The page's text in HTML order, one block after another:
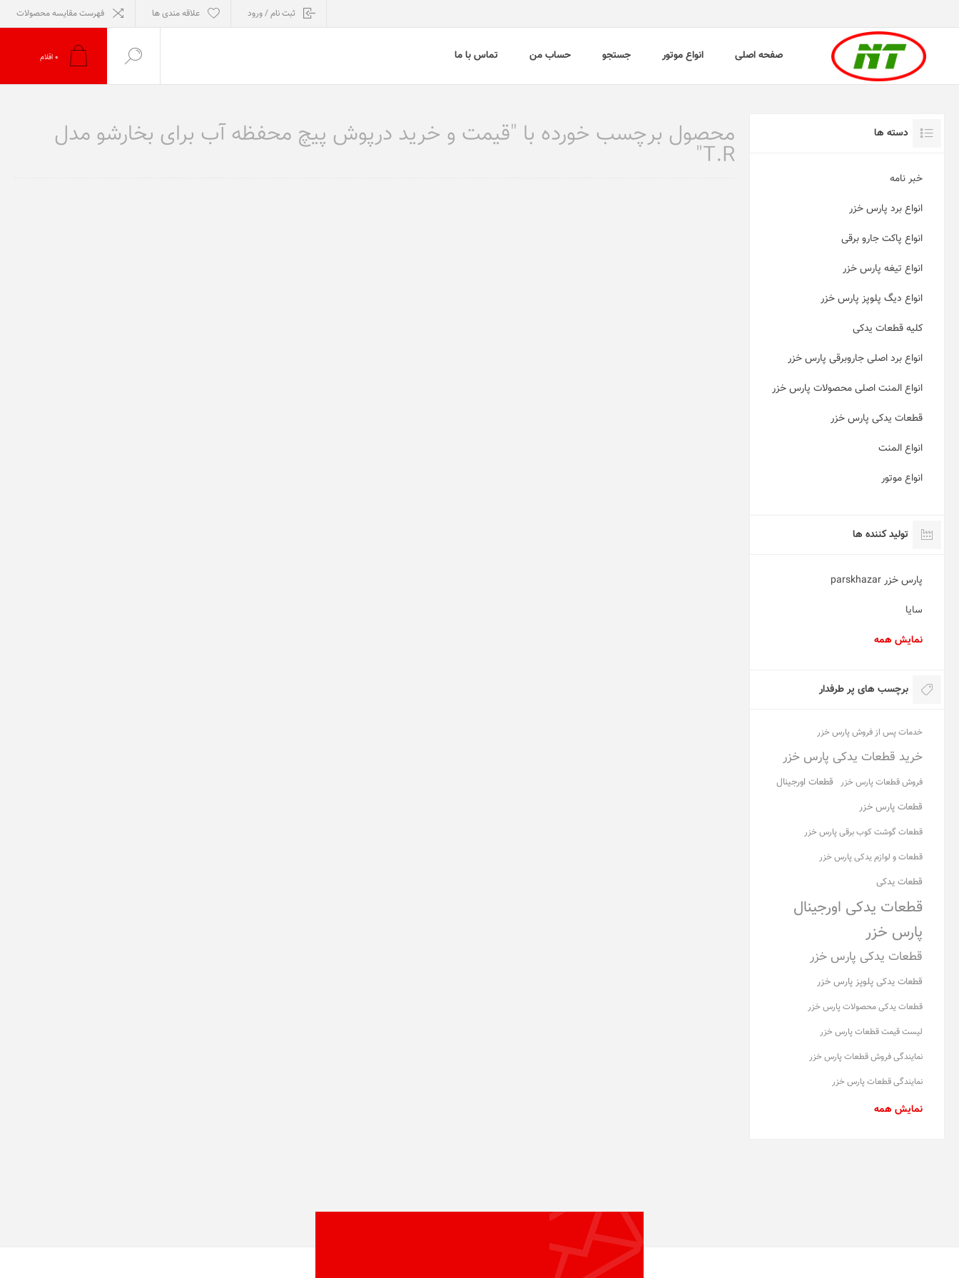
ثبت نام / ورود علاقه مندی ها فهرست مقایسه محصولات
صفحه اصلی انواع موتور جستجو حساب من تماس با ما 0 اقلام
محصول برچسب خورده با "قیمت و خرید درپوش پیچ محفظه آب برای بخارشو مدل
T.R"
دسته ها
خبر نامه
انواع برد پارس خزر
انواع پاکت جارو برقی
انواع تیغه پارس خزر
انواع دیگ پلوپز پارس خزر
کلیه قطعات یدکی
انواع برد اصلی جاروبرقی پارس خزر
انواع المنت اصلی محصولات پارس خزر
قطعات یدکی پارس خزر
انواع المنت
انواع موتور
تولید کننده ها
پارس خزر parskhazar
سایا
نمایش همه
برچسب های پر طرفدار
خدمات پس از فروش پارس خزر
خرید قطعات یدکی پارس خزر
فروش قطعات پارس خزر
قطعات اورجینال
قطعات پارس خزر
قطعات گوشت کوب برقی پارس خزر
قطعات و لوازم یدکی پارس خزر
قطعات یدکی
قطعات یدکی اورجینال
پارس خزر
قطعات یدکی پارس خزر
قطعات یدکی پلوپز پارس خزر
قطعات یدکی محصولات پارس خزر
لیست قیمت قطعات پارس خزر
نمایندگی فروش قطعات پارس خزر
نمایندگی قطعات پارس خزر
نمایش همه